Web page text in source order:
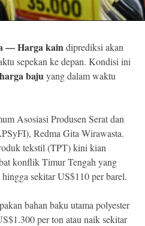
—Harga kaindiprediksi akan
sepekan ke depan. Kondisi ini
harga bajuyang dalam waktu
Asosiasi Produsen Serat dan
Redma Gita Wirawasta.
tekstil (TPT) kini kian
konflik Timur Tengah yang
sekitar US$110 per barel.
bahan baku utama polyester
per ton atau naik sekitar